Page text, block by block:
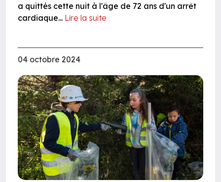
a quittés cette nuit à l'âge de 72 ans d'un arrêt
cardiaque... Lire la suite
04 octobre 2024